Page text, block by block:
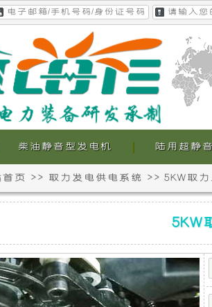
陆用超静
我
的
超
柴油静音型发电机
首页 >> 取力发电供电系统 >> 5KW取
5KW